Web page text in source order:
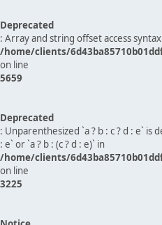
Deprecated
: Array and string offset access
/home/clients/
on line
5659
Deprecated
: Unparenthesized `a ? b : c ? d : e` is
: e` or `a ? b : (c ? d : e)` in
/home/clients/
on line
3225